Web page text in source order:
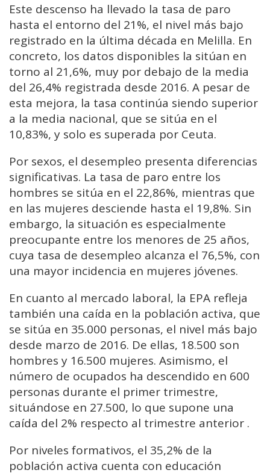
Este descenso ha llevado la tasa de paro
hasta el entorno del 21%, el nivel más bajo
registrado en la última década en Melilla. En
concreto, los datos disponibles la sitúan en
torno al 21,6%, muy por debajo de la media
del 26,4% registrada desde 2016. A pesar de
esta mejora, la tasa continúa siendo superior
a la media nacional, que se sitúa en el
10,83%, y solo es superada por Ceuta.
Por sexos, el desempleo presenta diferencias
significativas. La tasa de paro entre los
hombres se sitúa en el 22,86%, mientras que
en las mujeres desciende hasta el 19,8%. Sin
embargo, la situación es especialmente
preocupante entre los menores de 25 años,
cuya tasa de desempleo alcanza el 76,5%, con
una mayor incidencia en mujeres jóvenes.
En cuanto al mercado laboral, la EPA refleja
también una caída en la población activa, que
se sitúa en 35.000 personas, el nivel más bajo
desde marzo de 2016. De ellas, 18.500 son
hombres y 16.500 mujeres. Asimismo, el
número de ocupados ha descendido en 600
personas durante el primer trimestre,
situándose en 27.500, lo que supone una
caída del 2% respecto al trimestre anterior .
Por niveles formativos, el 35,2% de la
población activa cuenta con educación